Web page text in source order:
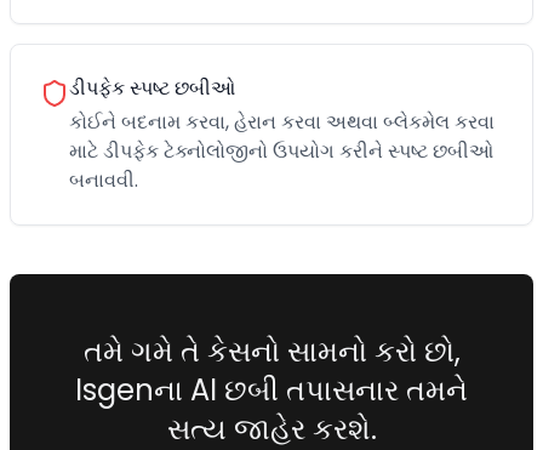
ડીપફેક સ્પષ્ટ છબીઓ
કોઈને બદનામ કરવા, હેરાન કરવા અથવા બ્લેકમેલ કરવા
માટે ડીપફેક ટેક્નોલોજીનો ઉપયોગ કરીને સ્પષ્ટ છબીઓ
બનાવવી.
તમે ગમે તે કેસનો સામનો કરો છો,
Isgenના AI છબી તપાસનાર તમને
સત્ય જાહેર કરશે.